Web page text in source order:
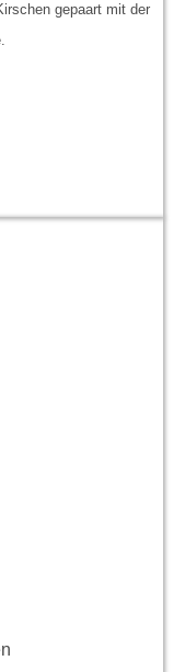
gepaart mit der